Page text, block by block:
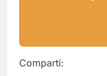
Compartí: